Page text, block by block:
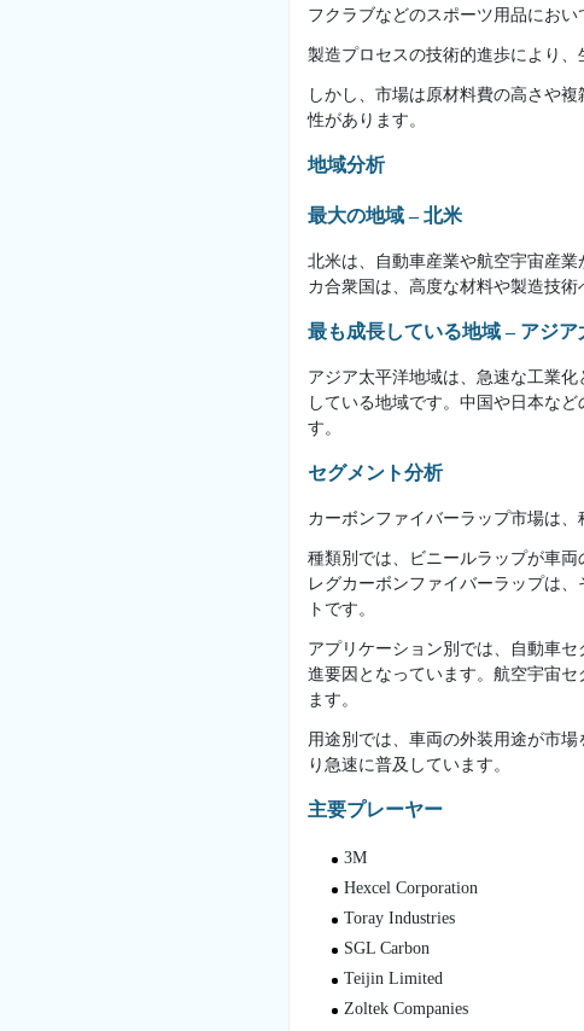
フクラブなどのスポーツ用品にお
製造プロセスの技術的進歩により
しかし、市場は原材料費の高さや
性があります。
地域分析
最大の地域 – 北米
北米は、自動車産業や航空宇宙産
カ合衆国は、高度な材料や製造技
最も成長している地域 – アジア
アジア太平洋地域は、急速な工業
している地域です。中国や日本な
す。
セグメント分析
カーボンファイバーラップ市場は
種類別では、ビニールラップが車
レグカーボンファイバーラップは
トです。
アプリケーション別では、自動車
進要因となっています。航空宇宙
ます。
用途別では、車両の外装用途が市
り急速に普及しています。
主要プレーヤー
3M
Hexcel Corporation
Toray Industries
SGL Carbon
Teijin Limited
Zoltek Companies